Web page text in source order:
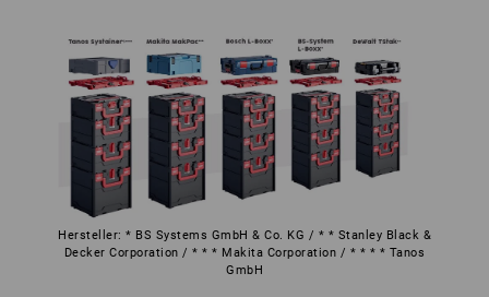
Hersteller: * BS Systems GmbH & Co. KG / * * Stanley Black &
Decker Corporation / * * * Makita Corporation / * * * * Tanos
GmbH